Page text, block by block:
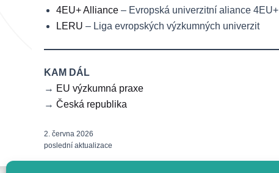
4EU+ Alliance – Evropská univerzitní aliance 4EU+
LERU – Liga evropských výzkumných univerzit
KAM DÁL
→ EU výzkumná praxe
→ Česká republika
2. června 2026
poslední aktualizace